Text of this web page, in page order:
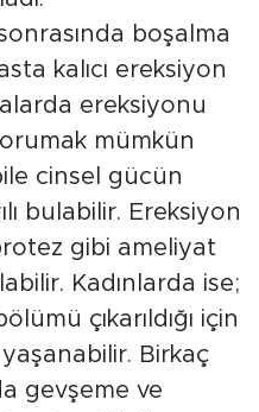
boşalma
kalıcı ereksiyon
ereksiyonu
mümkün
cinsel gücün
bulabilir. Ereksiyon
gibi ameliyat
Kadınlarda ise;
çıkarıldığı için
Birkaç
gevşeme ve